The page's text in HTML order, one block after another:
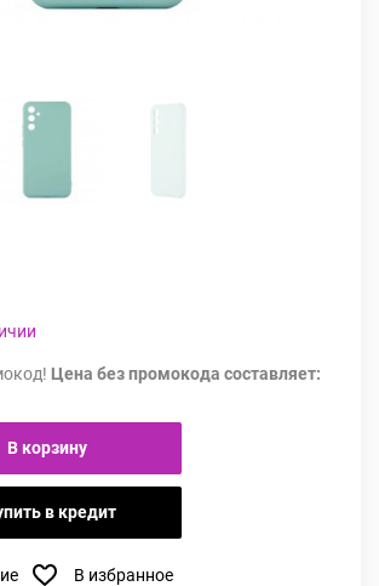
Цена без промокода составляет:
В корзину
в кредит
В избранное